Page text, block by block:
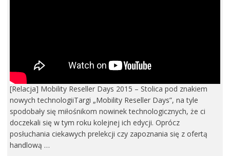
[Relacja] Mobility Reseller Days 2015 – Stolica pod znakiem
nowych technologiiTargi „Mobility Reseller Days”, na tyle
spodobały się miłośnikom nowinek technologicznych, że ci
doczekali się w tym roku kolejnej ich edycji. Oprócz
posłuchania ciekawych prelekcji czy zapoznania się z ofertą
handlową …